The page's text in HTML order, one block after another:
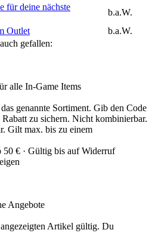
für deine nächste
b.a.W.
Outlet
b.a.W.
gefallen:
alle In-Game Items
genannte Sortiment. Gib den Code
zu sichern. Nicht kombinierbar.
Gilt max. bis zu einem
50 € · Gültig bis auf Widerruf
Angebote
Artikel gültig. Du